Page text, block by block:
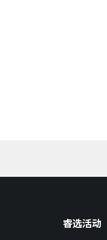
睿选活动